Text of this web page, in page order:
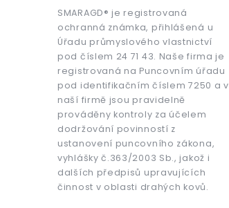
SMARAGD® je registrovaná
ochranná známka, přihlášená u
Úřadu průmyslového vlastnictví
pod číslem 24 71 43. Naše firma je
registrovaná na Puncovním úřadu
pod identifikačním číslem 7250 a v
naší firmě jsou pravidelně
prováděny kontroly za účelem
dodržování povinností z
ustanovení puncovního zákona,
vyhlášky č.363/2003 Sb., jakož i
dalších předpisů upravujících
činnost v oblasti drahých kovů.